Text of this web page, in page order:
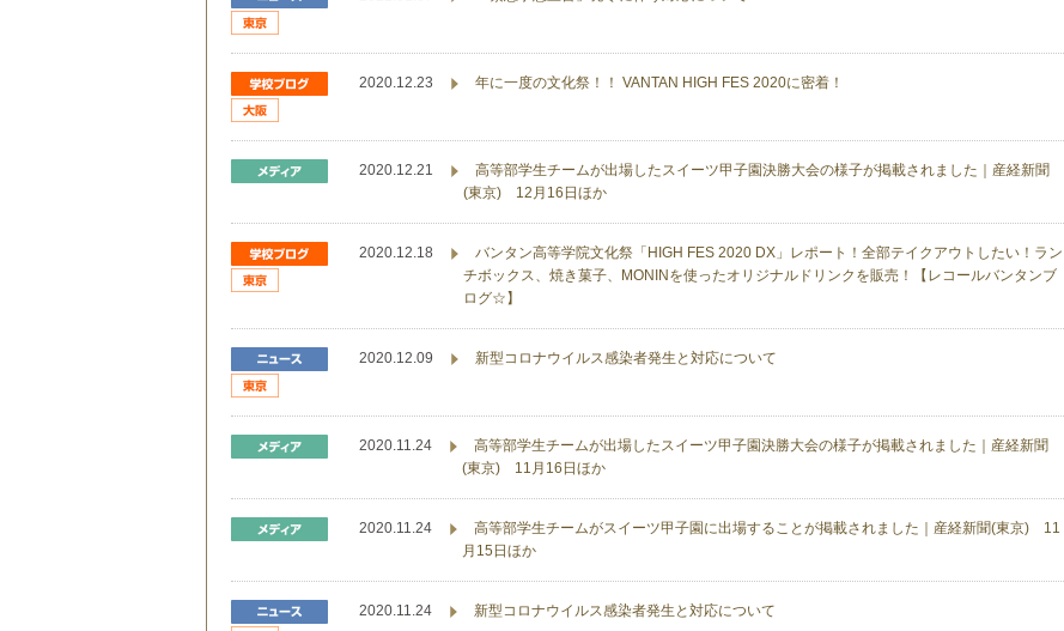
2020.12.23 年に一度の文化祭！！ VANTAN HIGH FES 2020に密着！
2020.12.21
高等部学生チームが出場したスイーツ甲子園決勝大会の様子が掲載されました｜産経新聞
(東京) 12月16日ほか
2020.12.18
バンタン高等学院文化祭「HIGH FES 2020 DX」レポート！全部テイクアウトしたい！ラン
チボックス、焼き菓子、MONINを使ったオリジナルドリンクを販売！【レコールバンタンブ
ログ☆】
2020.12.09 新型コロナウイルス感染者発生と対応について
2020.11.24
高等部学生チームが出場したスイーツ甲子園決勝大会の様子が掲載されました｜産経新聞
(東京) 11月16日ほか
2020.11.24
高等部学生チームがスイーツ甲子園に出場することが掲載されました｜産経新聞(東京) 11
月15日ほか
2020.11.24 新型コロナウイルス感染者発生と対応について